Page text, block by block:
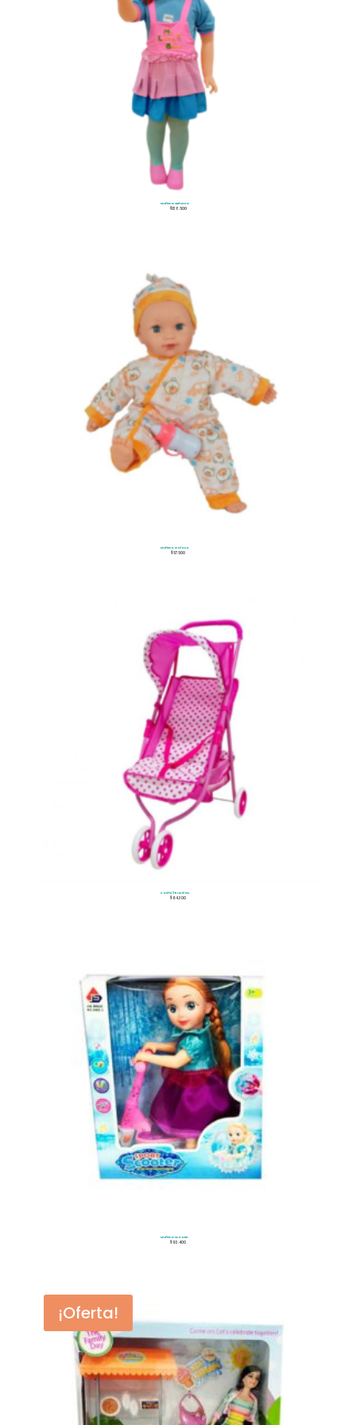
Muñeca Stefania
$138.500
Muñeco Goloso
$57.500
Coche 3 Ruedas
$64.300
Muñeca Scooter
$93.400
¡Oferta!